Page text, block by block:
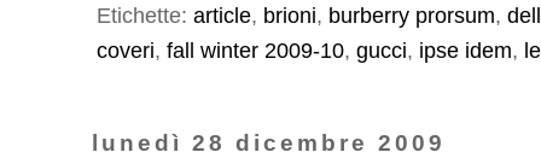
Etichette: article, brioni, burberry prorsum,
coveri, fall winter 2009-10, gucci, ipse idem,
lunedì 28 dicembre 2009